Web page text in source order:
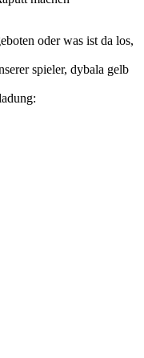
oder was ist da los,
spieler, dybala gelb